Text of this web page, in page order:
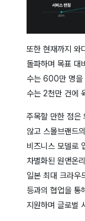
또한 현재까지 와
돌파하며 목표 대
수는 600만 명을
수는 2천만 건에
주목할 만한 점은
않고 스몰브랜드
비즈니스 모델로
차별화된 원앤온
일본 최대 크라우
등과의 협업을 통
지원하며 글로벌